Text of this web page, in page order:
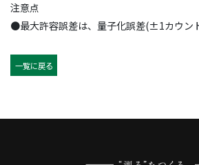
注意点
●最大許容誤差は、量子化誤差(±1カウン
一覧に戻る